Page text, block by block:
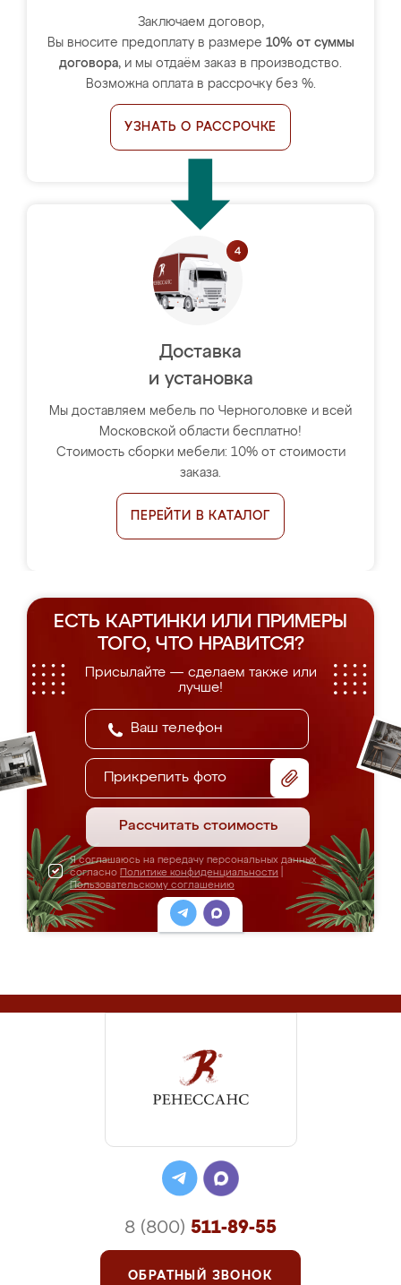
Заключаем договор,
Вы вносите предоплату в размере 10% от суммы
договора, и мы отдаём заказ в производство.
Возможна оплата в рассрочку без %.
УЗНАТЬ О РАССРОЧКЕ
Доставка
и установка
Мы доставляем мебель по Черноголовке и всей
Московской области бесплатно!
Стоимость сборки мебели: 10% от стоимости
заказа.
ПЕРЕЙТИ В КАТАЛОГ
ЕСТЬ КАРТИНКИ ИЛИ ПРИМЕРЫ
ТОГО, ЧТО НРАВИТСЯ?
Присылайте — сделаем также или
лучше!
Прикрепить фото
Рассчитать стоимость
Я соглашаюсь на передачу персональных данных
согласно Политике конфиденциальности
Пользовательскому соглашению
8 (800) 511-89-55
ОБРАТНЫЙ ЗВОНОК